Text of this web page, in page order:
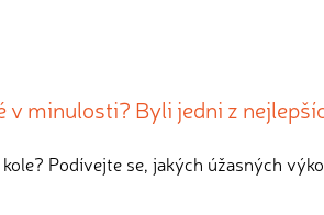
minulosti? Byli jedni z
Podívejte se, jakých úžasných